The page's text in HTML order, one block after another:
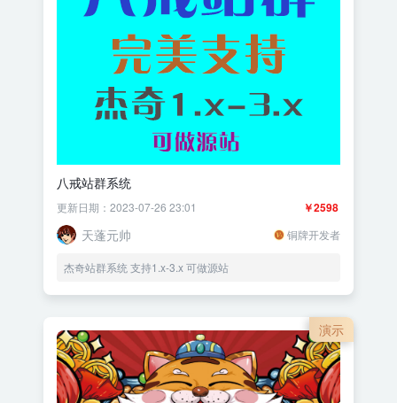
八戒站群系统
￥2598
更新日期：2023-07-26 23:01
天蓬元帅 铜牌开发者
杰奇站群系统 支持1.x-3.x 可做源站
演示